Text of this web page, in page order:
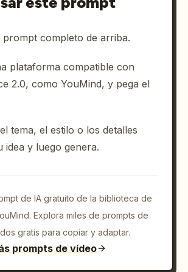
con nerviosismo y en voz
bajo, mordiéndose el labio y
El chico hace una pausa,
suavemente y susurra, "...Solo
la comisura de su boca se
finas líneas en las
sus ojos y su respiración se
Una corriente
de su respiración, el fondo se
en capas de manchas de
y oníricas, halos cálidos y
labial es natural y
prompt completo de arriba.
plataforma compatible con
2.0, como YouMind, y pega el
tema, el estilo o los detalles
idea y luego genera.
de IA gratuito de la biblioteca de
Explora miles de prompts de
gratis para copiar y adaptar.
prompts de vídeo